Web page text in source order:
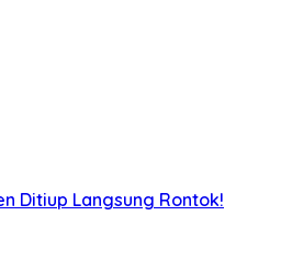
Ditiup Langsung Rontok!